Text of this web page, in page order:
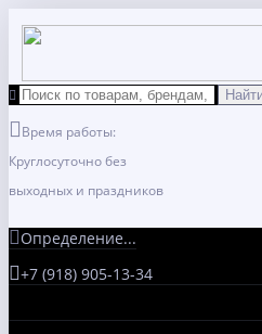
Время работы:
Круглосуточно без
выходных и праздников
Определение...
+7 (918) 905-13-34